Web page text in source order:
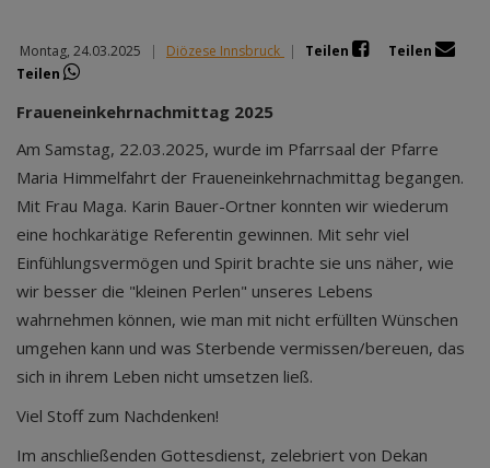
Montag, 24.03.2025 | Diözese Innsbruck | Teilen
Teilen
Teilen
Fraueneinkehrnachmittag 2025
Am Samstag, 22.03.2025, wurde im Pfarrsaal der Pfarre
Maria Himmelfahrt der Fraueneinkehrnachmittag begangen.
Mit Frau Maga. Karin Bauer-Ortner konnten wir wiederum
eine hochkarätige Referentin gewinnen. Mit sehr viel
Einfühlungsvermögen und Spirit brachte sie uns näher, wie
wir besser die "kleinen Perlen" unseres Lebens
wahrnehmen können, wie man mit nicht erfüllten Wünschen
umgehen kann und was Sterbende vermissen/bereuen, das
sich in ihrem Leben nicht umsetzen ließ.
Viel Stoff zum Nachdenken!
Im anschließenden Gottesdienst, zelebriert von Dekan